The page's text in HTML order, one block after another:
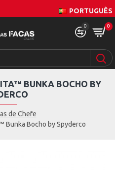
PORTUGUÊS
0 0
de Chefe
Bunka Bocho by Spyderco
BUNKA BOCHO BY